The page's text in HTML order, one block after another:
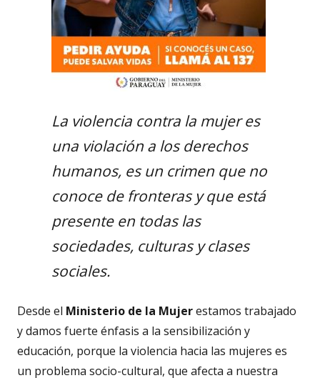
La violencia contra la mujer es
una violación a los derechos
humanos, es un crimen que no
conoce de fronteras y que está
presente en todas las
sociedades, culturas y clases
sociales.
Desde el Ministerio de la Mujerestamos trabajado
y damos fuerte énfasis a la sensibilización y
educación, porque la violencia hacia las mujeres es
un problema socio-cultural, que afecta a nuestra